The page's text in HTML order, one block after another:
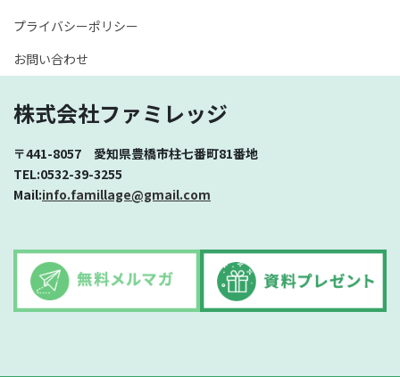
プライバシーポリシー
お問い合わせ
株式会社ファミレッジ
〒441-8057 愛知県豊橋市柱七番町81番地
TEL:0532-39-3255
Mail:info.famillage@gmail.com